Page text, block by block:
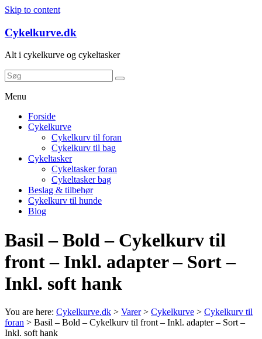
Skip to content
Cykelkurve.dk
Alt i cykelkurve og cykeltasker
Menu
Forside
Cykelkurve
Cykelkurv til foran
Cykelkurv til bag
Cykeltasker
Cykeltasker foran
Cykeltasker bag
Beslag & tilbehør
Cykelkurv til hunde
Blog
Basil – Bold – Cykelkurv til
front – Inkl. adapter – Sort –
Inkl. soft hank
You are here: Cykelkurve.dk > Varer> Cykelkurve > Cykelkurv til
foran > Basil – Bold – Cykelkurv til front – Inkl. adapter – Sort –
Inkl. soft hank